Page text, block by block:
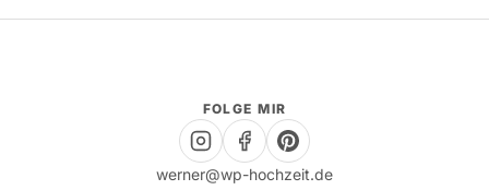
FOLGE MIR
werner@wp-hochzeit.de